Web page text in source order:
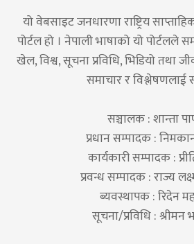
यो वेबसाइट जनधारणा राष्ट्रिय
पोर्टल हो । नेपाली भाषाको यो पोर्टलले
खेल, विश्व, सूचना प्रविधि, भिडियो तथा
समाचार र विश्लेषणलाई
सञ्चालक : शान्ता
प्रधान सम्पादक :
कार्यकारी सम्पादक :
प्रवन्ध सम्पादक : राज्य
ब्यवस्थापक : रिदेन
सूचना/प्रविधि : श्रीमन